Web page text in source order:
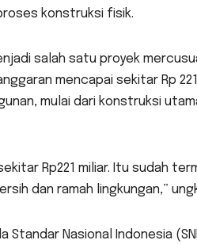
konstruksi fisik.
salah satu proyek
mencapai sekitar Rp
mulai dari konstruksi
Rp221 miliar. Itu sudah
dan ramah lingkungan,”
Standar Nasional Indonesia